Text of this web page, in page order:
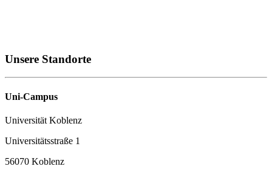
Unsere Standorte
Uni-Campus
Universität Koblenz
Universitätsstraße 1
56070 Koblenz